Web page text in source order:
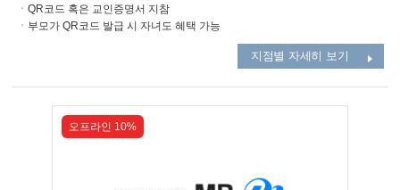
ㆍQR코드 혹은 교인증명서 지참
ㆍ부모가 QR코드 발급 시 자녀도 혜택 가능
지점별 자세히 보기
오프라인 10%